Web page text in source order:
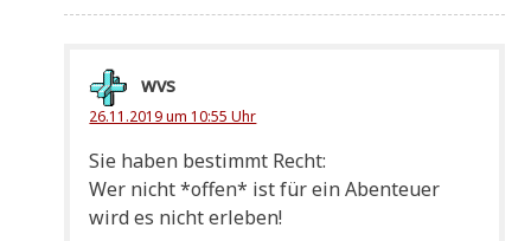
wvs
26.11.2019 um 10:55 Uhr
Sie haben bestimmt Recht:
Wer nicht *offen* ist für ein Aben­teu­er
wird es nicht erleben!